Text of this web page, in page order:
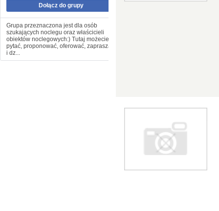
Dołącz do grupy
Grupa przeznaczona jest dla osób
szukających noclegu oraz właścicieli
obiektów noclegowych:) Tutaj możecie
pytać, proponować, oferować, zapraszać
i dz...